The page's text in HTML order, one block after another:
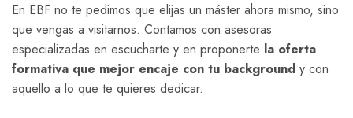
En EBF no te pedimos que elijas un máster ahora mismo, sino
que vengas a visitarnos. Contamos con asesoras
especializadas en escucharte y en proponerte la oferta
formativa que mejor encaje con tu background y con
aquello a lo que te quieres dedicar.